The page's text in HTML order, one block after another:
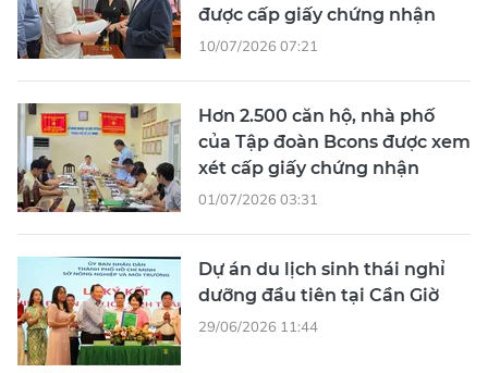
được cấp giấy chứng nhận
10/07/2026 07:21
Hơn 2.500 căn hộ, nhà phố
của Tập đoàn Bcons được xem
xét cấp giấy chứng nhận
01/07/2026 03:31
Dự án du lịch sinh thái nghỉ
dưỡng đầu tiên tại Cần Giờ
29/06/2026 11:44